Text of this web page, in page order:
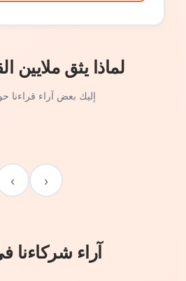
لماذا يثق ملايين
إليك بعض آراء قراءنا
‹
›
آراء شركاءنا